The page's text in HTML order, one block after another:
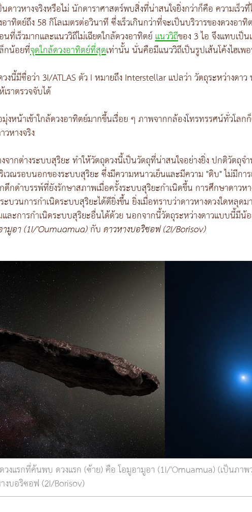
าวหางจริงหรือไม่ นักดาราศาสตร์พบสิ่งที่น่าสนใจยิ่งกว่าก็คือ ความเร็วที่
าทิตย์ถึง 58 กิโลเมตรต่อวินาที ซึ่งเร็วเกินกว่าที่จะเป็นบริวารของดวงอ
ที่เร็วมากและแนววิถีไม่เฉียดใกล้ดวงอาทิตย์แนววิถีของ 3 ไอ จึงแทบเป็
กน้อยที่จุดใกล้ดวงอาทิตย์ที่สุดเท่านั้น นั่นคือมีแนววิถีเป็นรูปเส้นโค้งไฮเพ
งนี้มีชื่อว่า 3I/ATLAS ตัว I หมายถึง Interstellar แปลว่า วัตถุระหว่างดา
เราตรวจจับได้
งหน้าเข้าใกล้ดวงอาทิตย์มากขึ้นเรื่อย ๆ ภาพจากกล้องโทรทรรศน์ทั่วโล
หางจริง
จากต่างระบบสุริยะ ทำให้วัตถุดวงนี้เป็นวัตถุที่น่าสนใจอย่างยิ่ง ปกติวัตถุจ
วณรอบนอกของระบบสุริยะ ซึ่งมีความหนาวเย็นและมีความ "ดิบ" ไม่มีก
ดึกดำบรรพ์ที่ยังรักษาสภาพเมื่อครั้งระบบสุริยะกำเนิดขึ้น การศึกษาดาวห
ะบวนการกำเนิดระบบสุริยะได้ดียิ่งขึ้น ยิ่งเมื่อทราบว่าดาวหางดวงใดหลุ
ะการกำเนิดระบบสุริยะอื่นได้ด้วย นอกจากนี้วัตถุระหว่างดาวแบบนี้มีน้
ามูอา (1I/'Oumuamua)กับดาวหางบอริซอฟ (2I/Borisov)
วงแรกที่ค้นพบ ดวงแรก (ซ้าย) คือ โอมูอามูอา (1I/'Omuamua) (เป็นภา
งบอริซอฟ (2I/Borisov)